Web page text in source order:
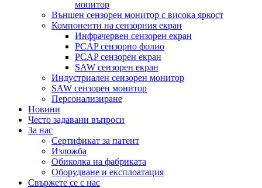
монитор
Външен сензорен монитор с висока яркост
Компоненти на сензорния екран
Инфрачервен сензорен екран
PCAP сензорно фолио
PCAP сензорен екран
SAW сензорен екран
Индустриален сензорен монитор
SAW сензорен монитор
Персонализиране
Новини
Често задавани въпроси
За нас
Сертификат за патент
Изложба
Обиколка на фабриката
Оборудване и експлоатация
Свържете се с нас